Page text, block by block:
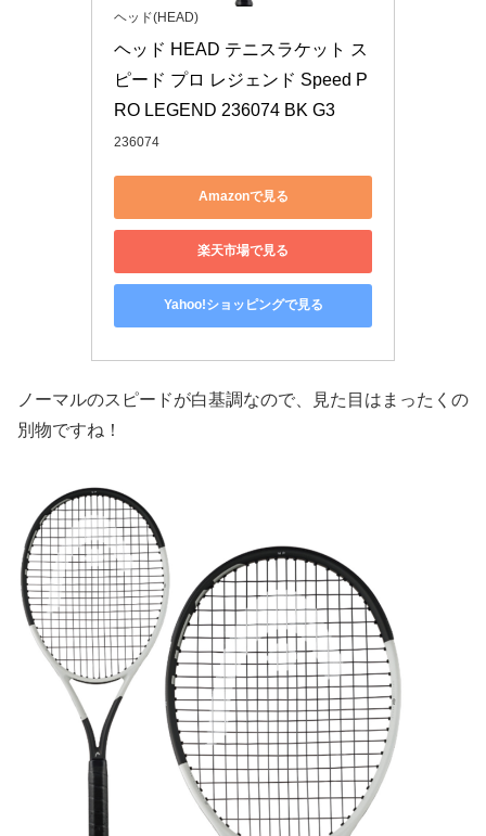
ヘッド(HEAD)
ヘッド HEAD テニスラケット ス
ピード プロ レジェンド Speed P
RO LEGEND 236074 BK G3
236074
Amazonで見る
楽天市場で見る
Yahoo!ショッピングで見る
ノーマルのスピードが白基調なので、見た目はまったくの
別物ですね！